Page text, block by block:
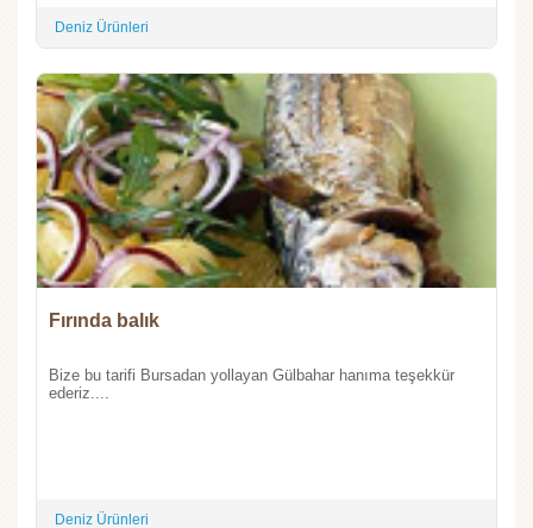
Deniz Ürünleri
Fırında balık
Bize bu tarifi Bursadan yollayan Gülbahar hanıma teşekkür
ederiz....
Deniz Ürünleri